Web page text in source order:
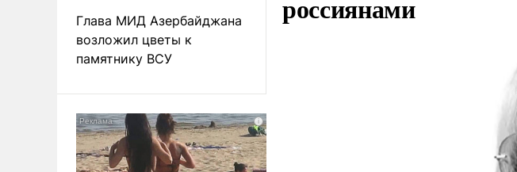
Глава МИД Азербайджана
возложил цветы к
памятнику ВСУ
россиянами